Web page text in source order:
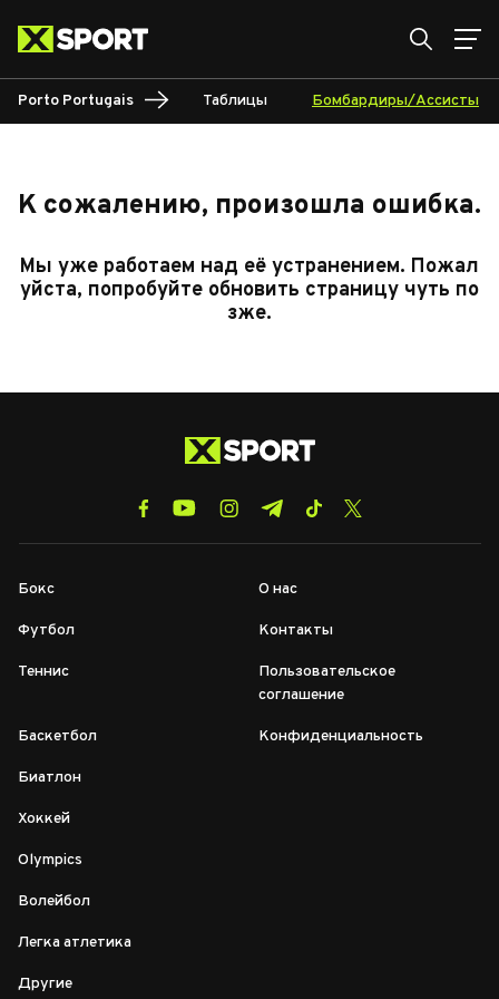
Porto Portugais Таблицы Бомбардиры/Ассисты
К сожалению, произошла ошибка.
Мы уже работаем над её устранением. Пожал
уйста, попробуйте обновить страницу чуть по
зже.
Бокс
Футбол
Теннис
Баскетбол
Биатлон
Хоккей
Olympics
Волейбол
Легка атлетика
Другие
О нас
Контакты
Пользовательское
соглашение
Конфиденциальность